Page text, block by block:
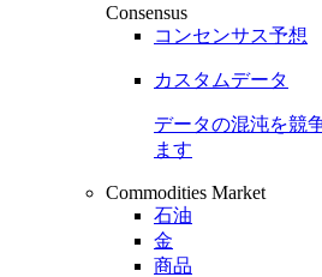
Consensus
コンセンサス予想
カスタムデータ
データの混沌を競
ます
Commodities Market
石油
金
商品